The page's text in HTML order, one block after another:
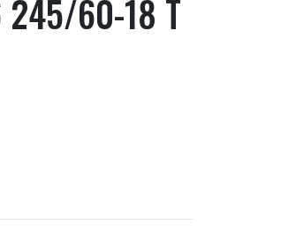
245/60-18 T